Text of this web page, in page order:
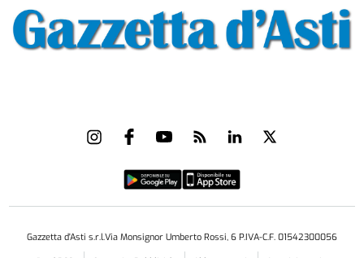
Gazzetta d'Asti s.r.l.Via Monsignor Umberto Rossi, 6 P.IVA-C.F. 01542300056